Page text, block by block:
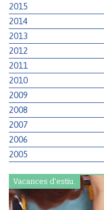
2015
2014
2013
2012
2011
2010
2009
2008
2007
2006
2005
Vacances d'estiu.